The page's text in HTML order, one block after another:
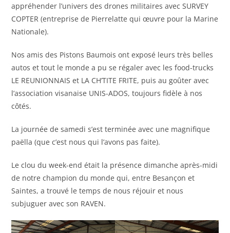
appréhender l’univers des drones militaires avec SURVEY
COPTER (entreprise de Pierrelatte qui œuvre pour la Marine
Nationale).
Nos amis des Pistons Baumois ont exposé leurs très belles
autos et tout le monde a pu se régaler avec les food-trucks
LE REUNIONNAIS et LA CH’TITE FRITE, puis au goûter avec
l’association visanaise UNIS-ADOS, toujours fidèle à nos
côtés.
La journée de samedi s’est terminée avec une magnifique
paëlla (que c’est nous qui l’avons pas faite).
Le clou du week-end était la présence dimanche après-midi
de notre champion du monde qui, entre Besançon et
Saintes, a trouvé le temps de nous réjouir et nous
subjuguer avec son RAVEN.